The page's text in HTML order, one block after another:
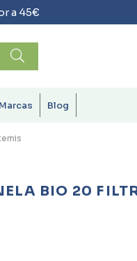
a 45€
Marcas Blog
BIO 20